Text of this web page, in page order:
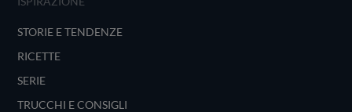
STORIE E TENDENZE
RICETTE
SERIE
TRUCCHI E CONSIGLI